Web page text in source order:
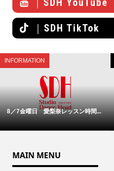
｜SDH YouTube
｜SDH TikTok
INFORMATION
8／7金曜日 愛梨奈レッスン時間...
MAIN MENU